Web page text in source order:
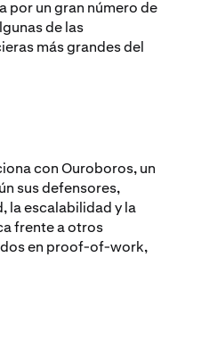
por un gran número de
de las
más grandes del
con Ouroboros, un
sus defensores,
la escalabilidad y la
frente a otros
en proof-of-work,